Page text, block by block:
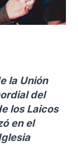
la Unión
del
los Laicos
en el